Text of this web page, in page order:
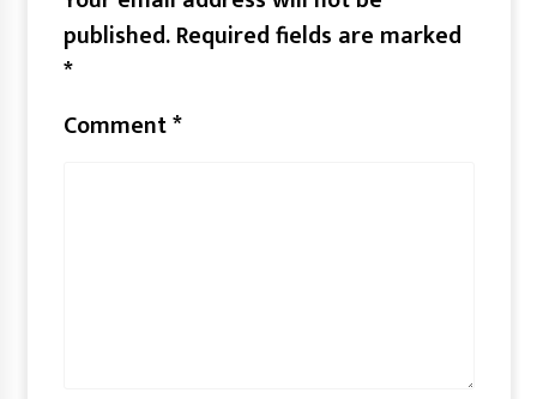
published.Required fields are marked
*
Comment*